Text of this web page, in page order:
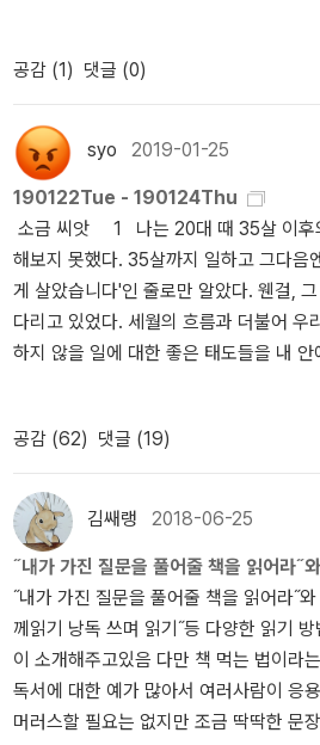
과 노트를 꼭 지참하게 되었습니다.이 책
좀 대충 썼어요궁금하시다면 참고를!! 지
선인 거 같은데정말 맞는말투성이입니
일 수도 있지만실용서보다는 인문서에
독자들에게 거부감이 드는데(가령 아래
가볍게 접근하라 말하지만,실제 본문을
다 무겁게 다루시는 것 같습니다.)이 책
문서임... 독서에 임하는 자세가 좀 무겁
근하기 좋음...이런 독서 관련 책일수록
각하지만,뭐랄까... 독서의 신화랄까요?
잘 읽지도 않고 뭘 읽어야할지도 모르는
고 생각하는데,이 책은 그렇지 않아서 저
리가일단은 충돌하긴 하는데이 책도 그렇
원전 읽으라고 함하지만 다 상황에 따라
택임유유 출판사 편집자 혹은 편집부의
특유의 다정한 존댓말로 쓰여 있어서 편
는 사람으로서 동의할 부분도 많았습니
책.......................................................<
에 읽었는데저는 이분의 감성이나 생각이
을 존중하려고 내가 글케 마음을 먹어도
때문에괜히 내가 이상하고 별난 사람 같
공감 (1) 댓글 (0)
syo 2019-01-25
190122Tue - 190124Thu
소금 씨앗 1 나는 20대 때 35살 이후의 인생을 단 한 번도 상상
해보지 못했다. 35살까지 일하고 그다음
게 살았습니다'인 줄로만 알았다. 웬걸,
다리고 있었다. 세월의 흐름과 더불어 우
하지 않을 일에 대한 좋은 태도들을 내
여』, 161쪽 이미 도착한 체념의 시간이 이제 그만 문을 열라며 두드
리는 소리를 듣고 있으면서도, 끝까지 발
수가 없는 인간이 있다. 그런 마음에는 깊
지 않다. 이미 오래전부터 상처를 준비하
처가 풍부하기 때문이다. 알게 모르게. 사람들은 그가 부서져본 적이
없으니 세상에 무엇 하나 두려울 게 없
그는 부서져본 적이 없기에 세상 모든 것
있을 거라는 말이 두려웠고 너라서 할 수
다. 그 말들에 부딪혀 깨져나갈 때마다 그
다. 세상의 모든 벼랑 끝에는 한 줌의 소금더미가 쌓여 있다. 그것은
공감 (62) 댓글 (19)
김쌔랭 2018-06-25
˝내가 가진 질문을 풀어줄 책을 읽어라˝
˝내가 가진 질문을 풀어줄 책을 읽어라˝
께읽기 낭독 쓰며 읽기˝등 다양한 읽기
이 소개해주고있음 다만 책 먹는 법이라
독서에 대한 예가 많아서 여러사람이 응
머러스할 필요는 없지만 조금 딱딱한 문장